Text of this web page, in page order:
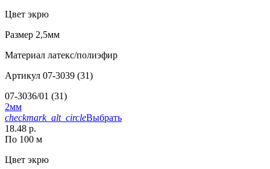
Цвет экрю
Размер 2,5мм
Материал латекс/полиэфир
Артикул 07-3039 (31)
07-3036/01 (31)
2мм
checkmark_alt_circleВыбрать
18.48 р.
По 100 м
Цвет экрю